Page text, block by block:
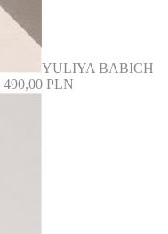
YULIYA BABICH
490,00 PLN